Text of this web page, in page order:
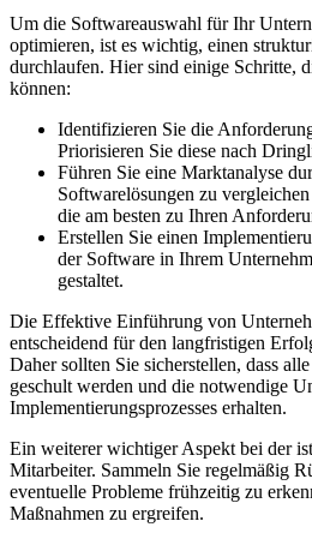
Um die Softwareauswahl ‍für ‍Ihr
optimieren, ​ist es wichtig, einen
durchlaufen. Hier ​sind einige ‌Schritte,
können:
Identifizieren Sie⁢ die
Priorisieren Sie⁤ diese nach
Führen Sie eine Marktanalyse
Softwarelösungen zu
die ​am besten zu Ihren
Erstellen Sie einen
der Software ‍in‍ Ihrem
gestaltet.
Die Effektive Einführung von
entscheidend für‌ den langfristigen
Daher‌ sollten Sie sicherstellen, ​dass
geschult werden ‍und die notwendige
Implementierungsprozesses erhalten.
Ein weiterer wichtiger Aspekt‍ bei der
Mitarbeiter. Sammeln Sie regelmäßig
eventuelle‌ Probleme frühzeitig zu‍
Maßnahmen ‌zu ergreifen.